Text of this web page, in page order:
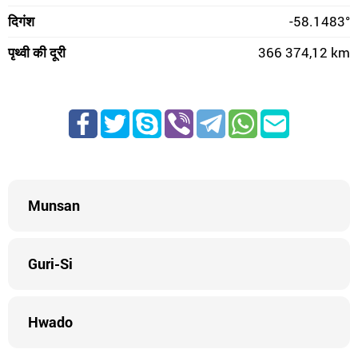
दिगंश
-58.1483°
पृथ्वी की दूरी
366 374,12 km
Munsan
Guri-Si
Hwado